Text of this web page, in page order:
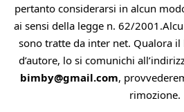
pertanto considerarsi in alcun
ai sensi della legge n. 62/
sono tratte da inter net. Qualora
d’autore, lo si comunichi
bimby@gmail.com,
rimozione.